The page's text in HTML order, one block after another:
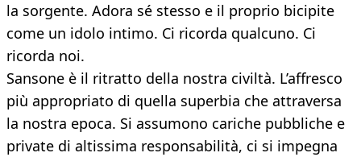
la sorgente. Adora sé stesso e il proprio bicipite
come un idolo intimo. Ci ricorda qualcuno. Ci
ricorda noi.
Sansone è il ritratto della nostra civiltà. L’affresco
più appropriato di quella superbia che attraversa
la nostra epoca. Si assumono cariche pubbliche e
private di altissima responsabilità, ci si impegna